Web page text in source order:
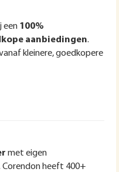
een 100%
aanbiedingen.
kleinere, goedkopere
met eigen
heeft 400+